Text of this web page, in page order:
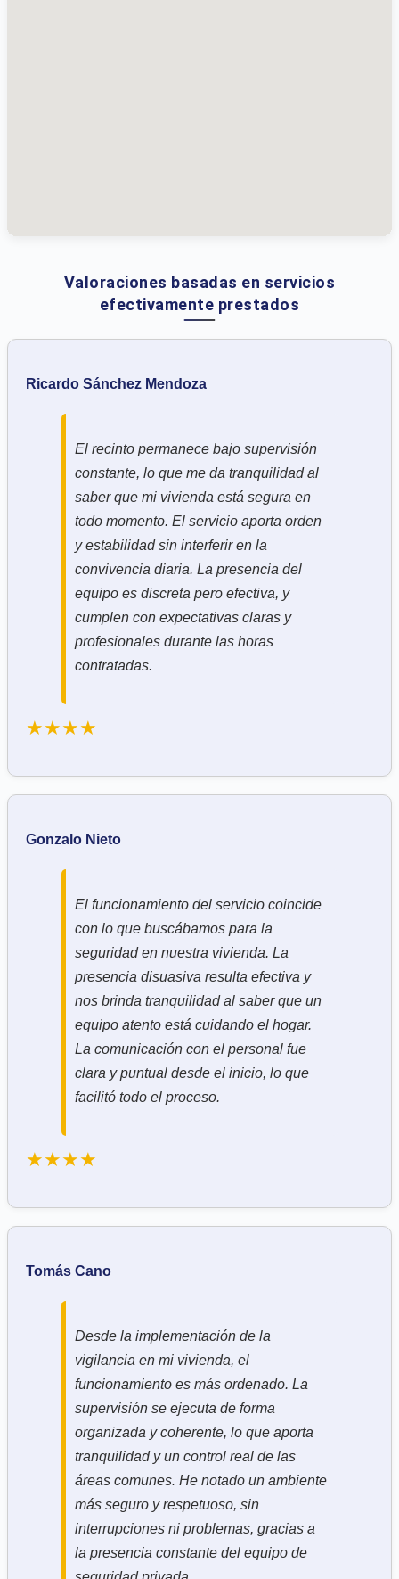
Valoraciones basadas en servicios
efectivamente prestados
Ricardo Sánchez Mendoza
El recinto permanece bajo supervisión
constante, lo que me da tranquilidad al
saber que mi vivienda está segura en
todo momento. El servicio aporta orden
y estabilidad sin interferir en la
convivencia diaria. La presencia del
equipo es discreta pero efectiva, y
cumplen con expectativas claras y
profesionales durante las horas
contratadas.
★★★★
Gonzalo Nieto
El funcionamiento del servicio coincide
con lo que buscábamos para la
seguridad en nuestra vivienda. La
presencia disuasiva resulta efectiva y
nos brinda tranquilidad al saber que un
equipo atento está cuidando el hogar.
La comunicación con el personal fue
clara y puntual desde el inicio, lo que
facilitó todo el proceso.
★★★★
Tomás Cano
Desde la implementación de la
vigilancia en mi vivienda, el
funcionamiento es más ordenado. La
supervisión se ejecuta de forma
organizada y coherente, lo que aporta
tranquilidad y un control real de las
áreas comunes. He notado un ambiente
más seguro y respetuoso, sin
interrupciones ni problemas, gracias a
la presencia constante del equipo de